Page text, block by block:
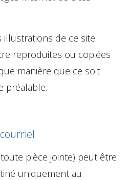
illustrations de ce site
reproduites ou copiées
manière que ce soit
préalable.
pièce jointe) peut être
uniquement au